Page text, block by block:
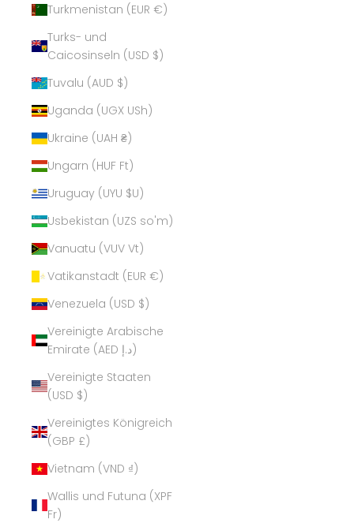
Turkmenistan (EUR €)
Turks- und
Caicosinseln (USD $)
Tuvalu (AUD $)
Uganda (UGX USh)
Ukraine (UAH ₴)
Ungarn (HUF Ft)
Uruguay (UYU $U)
Usbekistan (UZS so'm)
Vanuatu (VUV Vt)
Vatikanstadt (EUR €)
Venezuela (USD $)
Vereinigte Arabische
Emirate (AED د.إ)
Vereinigte Staaten
(USD $)
Vereinigtes Königreich
(GBP £)
Vietnam (VND ₫)
Wallis und Futuna (XPF
Fr)